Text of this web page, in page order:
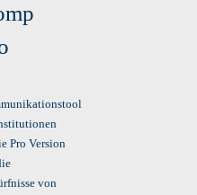
Pro Version
von